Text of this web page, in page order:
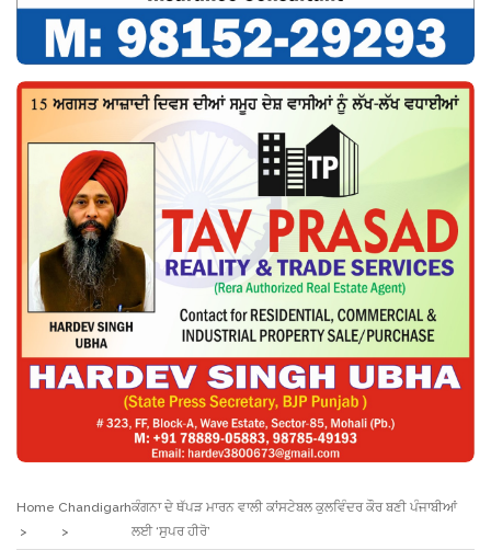
Home Chandigarhਕੰਗਨਾ ਦੇ ਥੱਪੜ ਮਾਰਨ ਵਾਲੀ ਕਾਂਸਟੇਬਲ ਕੁਲਵਿੰਦਰ ਕੌਰ ਬਣੀ ਪੰਜਾਬੀਆਂ
ਲਈ ‘ਸੁਪਰ ਹੀਰੋ’